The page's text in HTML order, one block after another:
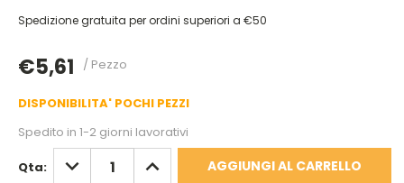
Spedizione gratuita per ordini superiori a €50
€5,61 / Pezzo
DISPONIBILITA' POCHI PEZZI
Spedito in 1-2 giorni lavorativi
Qta: DIMINUISCI
QUANTITÀ:
AUMENTA
QUANTITÀ: